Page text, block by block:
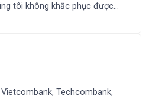
tôi không khắc phục được...
Techcombank,